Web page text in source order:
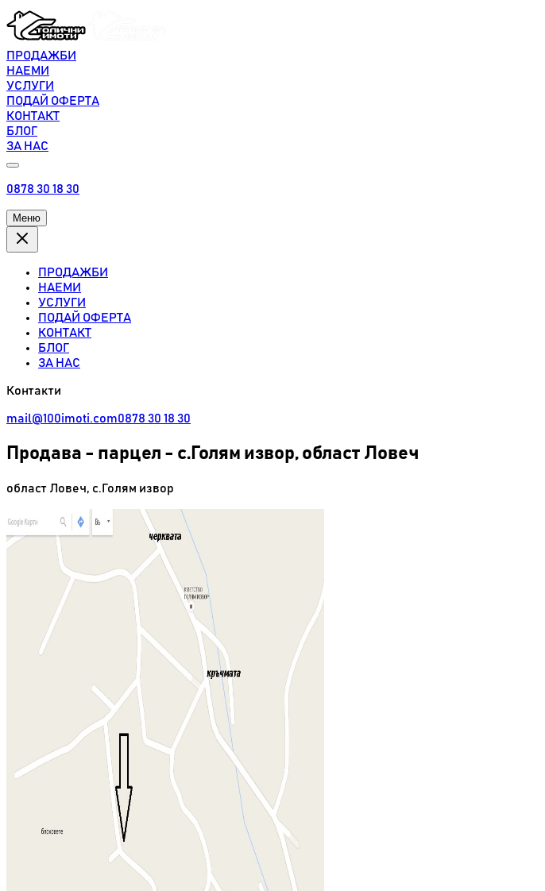
ПРОДАЖБИ
НАЕМИ
УСЛУГИ
ПОДАЙ ОФЕРТА
КОНТАКТ
БЛОГ
ЗА НАС
0878 30 18 30
Меню
ПРОДАЖБИ
НАЕМИ
УСЛУГИ
ПОДАЙ ОФЕРТА
КОНТАКТ
БЛОГ
ЗА НАС
Контакти
mail@100imoti.com0878 30 18 30
Продава - парцел - с.Голям извор, област Ловеч
област Ловеч, с.Голям извор